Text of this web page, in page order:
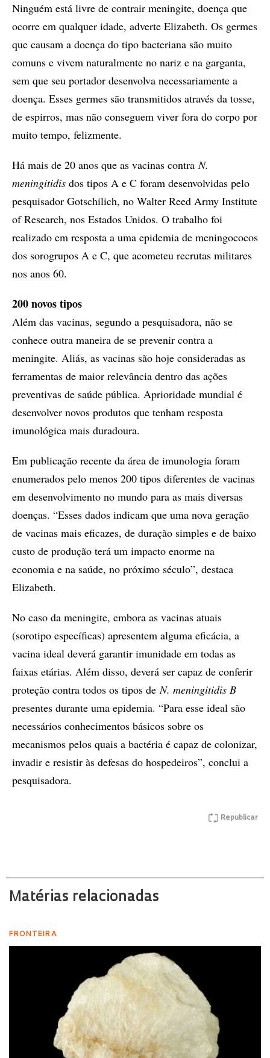
Ninguém está livre de contrair meningite, doença que
ocorre em qualquer idade, adverte Elizabeth. Os germes
que causam a doença do tipo bacteriana são muito
comuns e vivem naturalmente no nariz e na garganta,
sem que seu portador desenvolva necessariamente a
doença. Esses germes são transmitidos através da tosse,
de espirros, mas não conseguem viver fora do corpo por
muito tempo, felizmente.
Há mais de 20 anos que as vacinas contraN.
meningitidis dos tipos A e C foram desenvolvidas pelo
pesquisador Gotschilich, no Walter Reed Army Institute
of Research, nos Estados Unidos. O trabalho foi
realizado em resposta a uma epidemia de meningococos
dos sorogrupos A e C, que acometeu recrutas militares
nos anos 60.
200 novos tipos
Além das vacinas, segundo a pesquisadora, não se
conhece outra maneira de se prevenir contra a
meningite. Aliás, as vacinas são hoje consideradas as
ferramentas de maior relevância dentro das ações
preventivas de saúde pública. Aprioridade mundial é
desenvolver novos produtos que tenham resposta
imunológica mais duradoura.
Em publicação recente da área de imunologia foram
enumerados pelo menos 200 tipos diferentes de vacinas
em desenvolvimento no mundo para as mais diversas
doenças. “Esses dados indicam que uma nova geração
de vacinas mais eficazes, de duração simples e de baixo
custo de produção terá um impacto enorme na
economia e na saúde, no próximo século”, destaca
Elizabeth.
No caso da meningite, embora as vacinas atuais
(sorotipo específicas) apresentem alguma eficácia, a
vacina ideal deverá garantir imunidade em todas as
faixas etárias. Além disso, deverá ser capaz de conferir
proteção contra todos os tipos deN. meningitidis B
presentes durante uma epidemia. “Para esse ideal são
necessários conhecimentos básicos sobre os
mecanismos pelos quais a bactéria é capaz de colonizar,
invadir e resistir às defesas do hospedeiros”, conclui a
pesquisadora.
Republicar